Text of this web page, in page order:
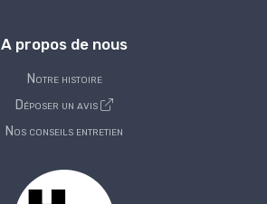
A propos de nous
Notre histoire
Déposer un avis
Nos conseils entretien